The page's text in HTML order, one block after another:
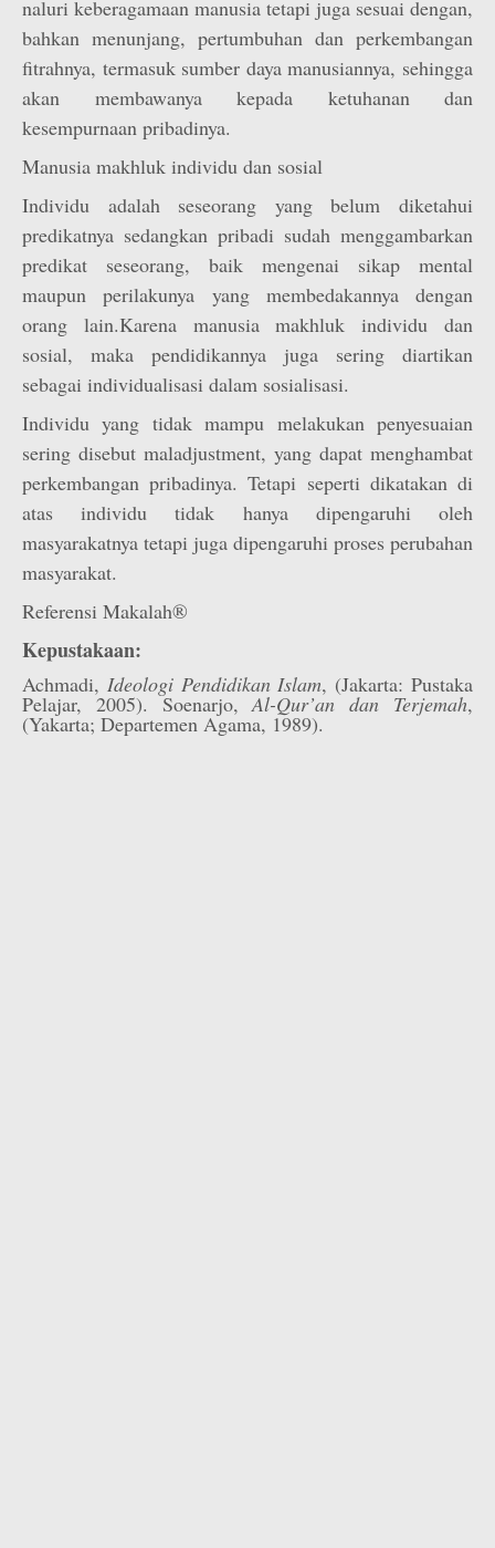
naluri keberagamaan manusia tetapi juga sesuai dengan,
bahkan menunjang, pertumbuhan dan perkembangan
fitrahnya, termasuk sumber daya manusiannya, sehingga
akan membawanya kepada ketuhanan dan
kesempurnaan pribadinya.
Manusia makhluk individu dan sosial
Individu adalah seseorang yang belum diketahui
predikatnya sedangkan pribadi sudah menggambarkan
predikat seseorang, baik mengenai sikap mental
maupun perilakunya yang membedakannya dengan
orang lain.Karena manusia makhluk individu dan
sosial, maka pendidikannya juga sering diartikan
sebagai individualisasi dalam sosialisasi.
Individu yang tidak mampu melakukan penyesuaian
sering disebut maladjustment, yang dapat menghambat
perkembangan pribadinya. Tetapi seperti dikatakan di
atas individu tidak hanya dipengaruhi oleh
masyarakatnya tetapi juga dipengaruhi proses perubahan
masyarakat.
Referensi Makalah®
Kepustakaan:
Achmadi, Ideologi Pendidikan Islam, (Jakarta: Pustaka
Pelajar, 2005). Soenarjo,Al-Qur’an dan Terjemah,
(Yakarta; Departemen Agama, 1989).